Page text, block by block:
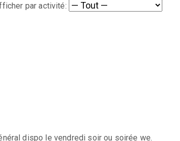
par activité:
dispo le vendredi soir ou soirée we.